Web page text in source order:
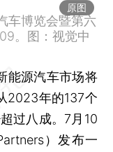
原图
车博览会暨第六
。图：视觉中
能源汽车市场将
2023年的137个
过八成。7月10
）发布一